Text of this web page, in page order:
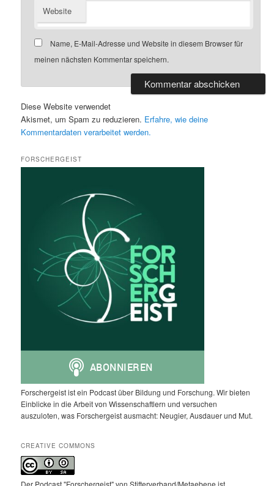
Website
Name, E-Mail-Adresse und Website in diesem Browser für
meinen nächsten Kommentar speichern.
Diese Website verwendet
Akismet, um Spam zu reduzieren. Erfahre, wie deine
Kommentardaten verarbeitet werden.
FORSCHERGEIST
Forschergeist ist ein Podcast über Bildung und Forschung. Wir bieten
Einblicke in die Arbeit von Wissenschaftlern und versuchen
auszuloten, was Forschergeist ausmacht: Neugier, Ausdauer und Mut.
CREATIVE COMMONS